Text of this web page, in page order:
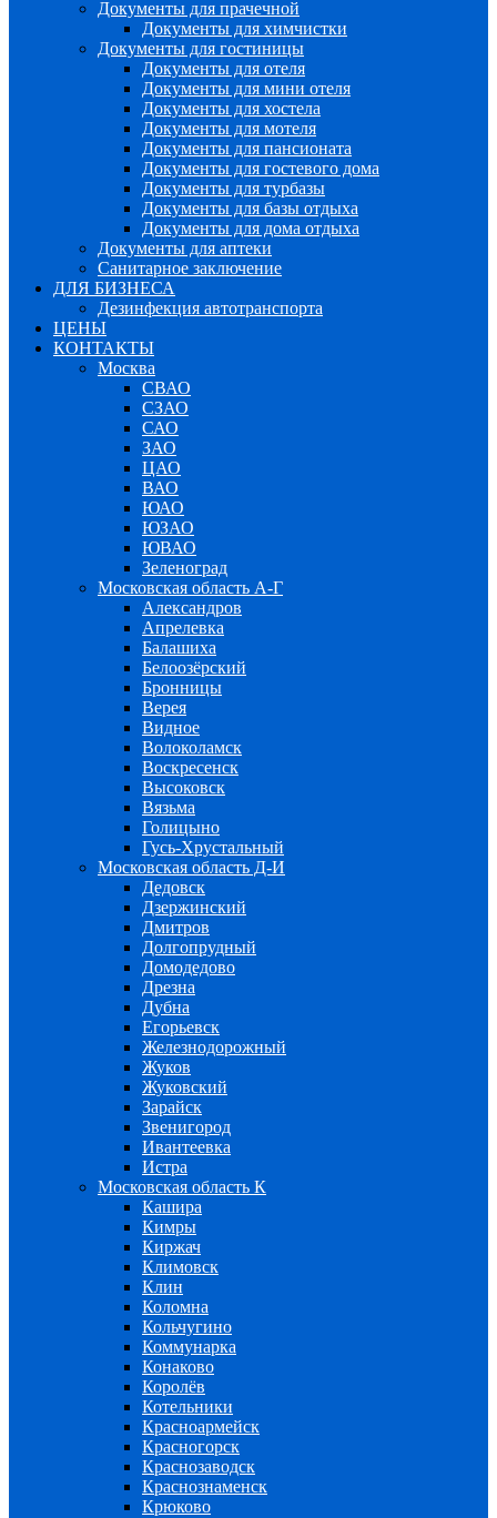
Документы для прачечной
Документы для химчистки
Документы для гостиницы
Документы для отеля
Документы для мини отеля
Документы для хостела
Документы для мотеля
Документы для пансионата
Документы для гостевого дома
Документы для турбазы
Документы для базы отдыха
Документы для дома отдыха
Документы для аптеки
Санитарное заключение
ДЛЯ БИЗНЕСА
Дезинфекция автотранспорта
ЦЕНЫ
КОНТАКТЫ
Москва
СВАО
СЗАО
САО
ЗАО
ЦАО
ВАО
ЮАО
ЮЗАО
ЮВАО
Зеленоград
Московская область А-Г
Александров
Апрелевка
Балашиха
Белоозёрский
Бронницы
Верея
Видное
Волоколамск
Воскресенск
Высоковск
Вязьма
Голицыно
Гусь-Хрустальный
Московская область Д-И
Дедовск
Дзержинский
Дмитров
Долгопрудный
Домодедово
Дрезна
Дубна
Егорьевск
Железнодорожный
Жуков
Жуковский
Зарайск
Звенигород
Ивантеевка
Истра
Московская область К
Кашира
Кимры
Киржач
Климовск
Клин
Коломна
Кольчугино
Коммунарка
Конаково
Королёв
Котельники
Красноармейск
Красногорск
Краснозаводск
Краснознаменск
Крюково